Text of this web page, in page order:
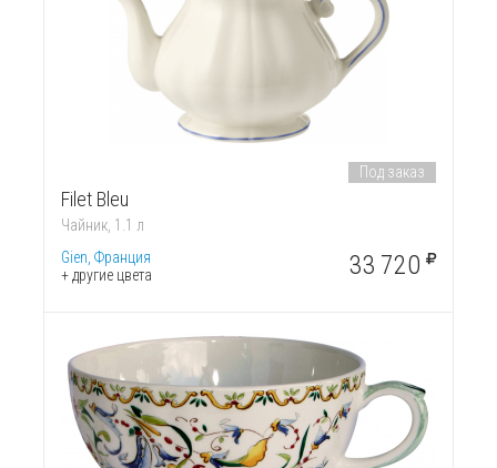
Filet Bleu
Чайник, 1.1 л
Gien, Франция
+ другие цвета
Под заказ
33 720